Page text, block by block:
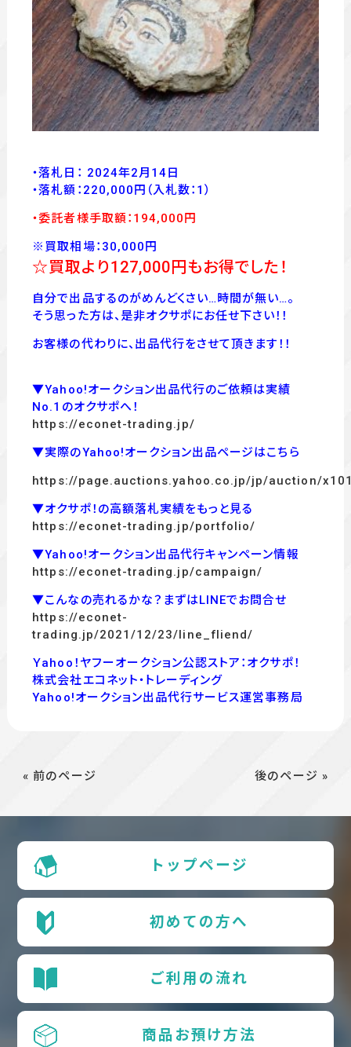
・落札日： 2024年2月14日
・落札額：220,000 円 （入札数：1）
・委託者様手取額：194,000 円
※買取相場：30,000円
☆買取より127,000円もお得でした！
自分で出品するのがめんどくさい…時間が無い…。
そう思った方は、是非オクサポにお任せ下さい！！
お客様の代わりに、出品代行をさせて頂きます！！
▼Yahoo!オークション出品代行のご依頼は実績
No.1のオクサポへ！
https://econet-trading.jp/
▼実際のYahoo!オークション出品ページはこちら
https://page.auctions.yahoo.co.jp/jp/auction/
▼オクサポ！の高額落札実績をもっと見る
https://econet-trading.jp/portfolio/
▼Yahoo!オークション出品代行キャンペーン情報
https://econet-trading.jp/campaign/
▼こんなの売れるかな？まずはLINEでお問合せ
https://econet-
trading.jp/2021/12/23/line_fliend/
Ｙahoo！ヤフーオークション公認ストア：オクサポ！
株式会社エコネット・トレーディング
Yahoo!オークション出品代行サービス運営事務局
« 前のページ 後のページ »
トップページ
初めての方へ
ご利用の流れ
商品お預け方法